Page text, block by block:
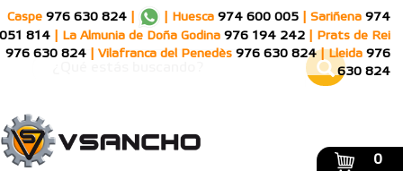
Caspe 976 630 824 Huesca 974 600 005 Sariñena 974
051 814
La Almunia de Doña Godina 976 194 242
Prats de Rei
976 630 824
Vilafranca del Penedès 976 630 824 Lleida 976
630 824
0